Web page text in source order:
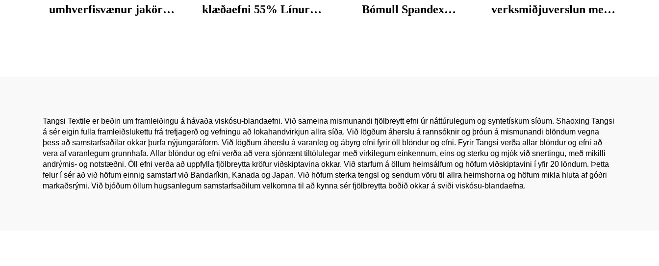
umhverfisvænur jakörd
klæðaefni 55% Línur
Bómull Spandex
verksmiðjuverslun með
Tangsi Textile er beðin um framleiðingu á hávaða viskósu-blandaefni. Við sameina mismunandi fjölbreytt efni úr náttúrulegum og syntetískum síðum. Shaoxing Tangsi
á sér eigin fulla framleiðslukettu frá trefjagerð og vefningu að lokahandvirkjun allra síða. Við lögðum áherslu á rannsóknir og þróun á mismunandi blöndum vegna
þess að samstarfsaðilar okkar þurfa nýjungaráform. Við lögðum áherslu á varanleg og ábyrg efni fyrir öll blöndur og efni. Fyrir Tangsi verða allar blöndur og efni að
vera af varanlegum grunnhafa. Allar blöndur og efni verða að vera sjónrænt tiltölulegar með virkilegum einkennum, eins og sterku og mjók við snertingu, með mikilli
andrýmis- og notstæðni. Öll efni verða að uppfylla fjölbreytta kröfur viðskiptavina okkar. Við starfum á öllum heimsálfum og höfum viðskiptavini í yfir 20 löndum. Þetta
felur í sér að við höfum einnig samstarf við Bandaríkin, Kanada og Japan. Við höfum sterka tengsl og sendum vöru til allra heimshorna og höfum mikla hluta af góðri
markaðsrými. Við bjóðum öllum hugsanlegum samstarfsaðilum velkomna til að kynna sér fjölbreytta boðið okkar á sviði viskósu-blandaefna.